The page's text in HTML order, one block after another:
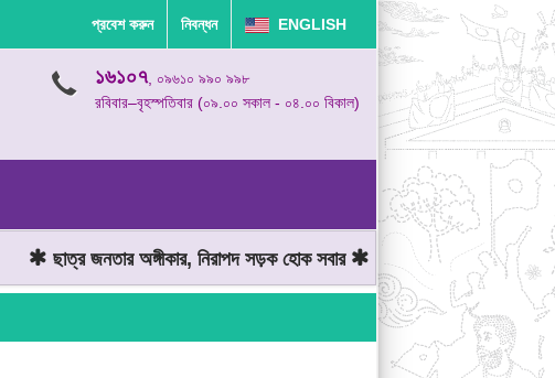
প্রবেশ করুন নিবন্ধন ENGLISH
১৬১০৭, ০৯৬১০ ৯৯০ ৯৯৮
রবিবার–বৃহস্পতিবার (০৯.০০ সকাল - ০৪.০০ বিকাল)
ছাত্র জনতার অঙ্গীকার, নিরাপদ সড়ক হোক সবার মোটরযান চালানোর সময়